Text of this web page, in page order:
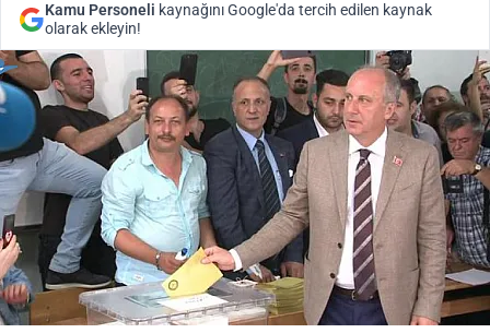
Kamu Personeli kaynağını Google'da tercih edilen kaynak
olarak ekleyin!